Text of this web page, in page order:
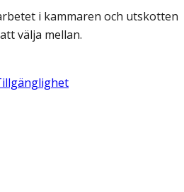
i kammaren och utskotten
välja mellan.